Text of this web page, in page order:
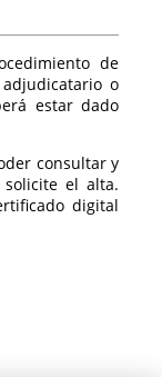
de
o
estar dado
consultar y
el alta.
digital